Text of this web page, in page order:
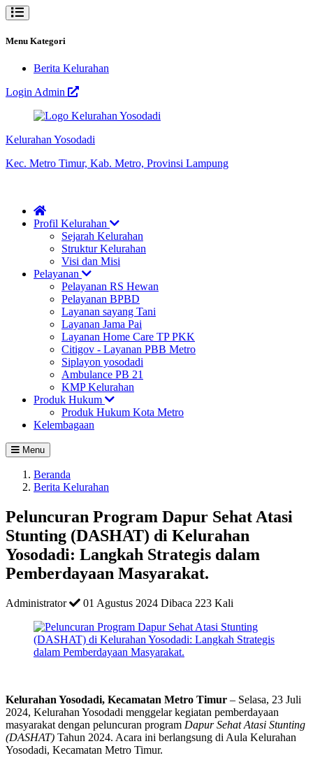
Menu Kategori
Berita Kelurahan
Login Admin
Kelurahan Yosodadi
Kec. Metro Timur, Kab. Metro, Provinsi Lampung
Profil Kelurahan
Sejarah Kelurahan
Struktur Kelurahan
Visi dan Misi
Pelayanan
Pelayanan RS Hewan
Pelayanan BPBD
Layanan sayang Tani
Layanan Jama Pai
Layanan Home Care TP PKK
Citigov - Layanan PBB Metro
Siplayon yosodadi
Ambulance PB 21
KMP Kelurahan
Produk Hukum
Produk Hukum Kota Metro
Kelembagaan
Menu
Beranda
Berita Kelurahan
Peluncuran Program Dapur Sehat Atasi
Stunting (DASHAT) di Kelurahan
Yosodadi: Langkah Strategis dalam
Pemberdayaan Masyarakat.
Administrator 01 Agustus 2024 Dibaca 223 Kali
Kelurahan Yosodadi, Kecamatan Metro Timur – Selasa, 23 Juli
2024, Kelurahan Yosodadi menggelar kegiatan pemberdayaan
masyarakat dengan peluncuran program Dapur Sehat Atasi Stunting
(DASHAT) Tahun 2024. Acara ini berlangsung di Aula Kelurahan
Yosodadi, Kecamatan Metro Timur.